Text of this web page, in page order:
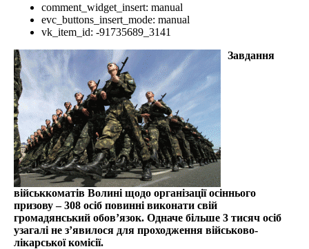
comment_widget_insert: manual
evc_buttons_insert_mode: manual
vk_item_id: -91735689_3141
Завдання
військкоматів Волині щодо організації осіннього
призову – 308 осіб повинні виконати свій
громадянський обов’язок. Одначе більше 3 тисяч осіб
узагалі не з’явилося для проходження військово-
лікарської комісії.